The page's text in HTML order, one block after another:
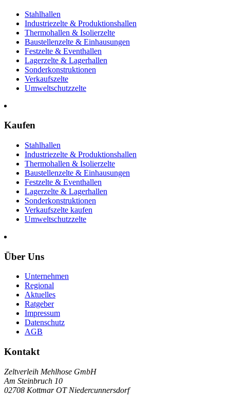
Stahlhallen
Industriezelte & Produktionshallen
Thermohallen & Isolierzelte
Baustellenzelte & Einhausungen
Festzelte & Eventhallen
Lagerzelte & Lagerhallen
Sonderkonstruktionen
Verkaufszelte
Umweltschutzzelte
Kaufen
Stahlhallen
Industriezelte & Produktionshallen
Thermohallen & Isolierzelte
Baustellenzelte & Einhausungen
Festzelte & Eventhallen
Lagerzelte & Lagerhallen
Sonderkonstruktionen
Verkaufszelte kaufen
Umweltschutzzelte
Über Uns
Unternehmen
Regional
Aktuelles
Ratgeber
Impressum
Datenschutz
AGB
Kontakt
Zeltverleih Mehlhose GmbH
Am Steinbruch 10
02708 Kottmar OT Niedercunnersdorf